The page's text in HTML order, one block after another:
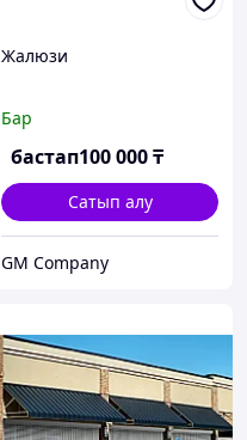
Жалюзи
Бар
бастап100 000₸
Сатып алу
GM Company